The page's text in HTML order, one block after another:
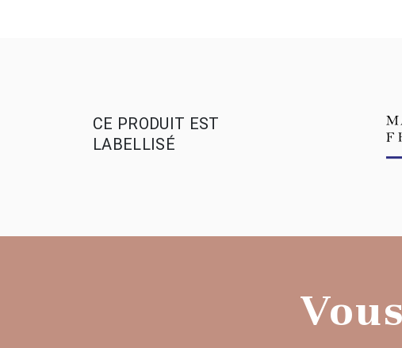
CE PRODUIT EST
LABELLISÉ